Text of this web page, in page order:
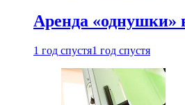
Аренда «однушки»
1 год спустя1 год спустя